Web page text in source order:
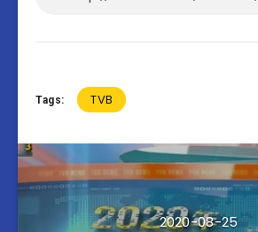
Tags: TVB
2020-08-25